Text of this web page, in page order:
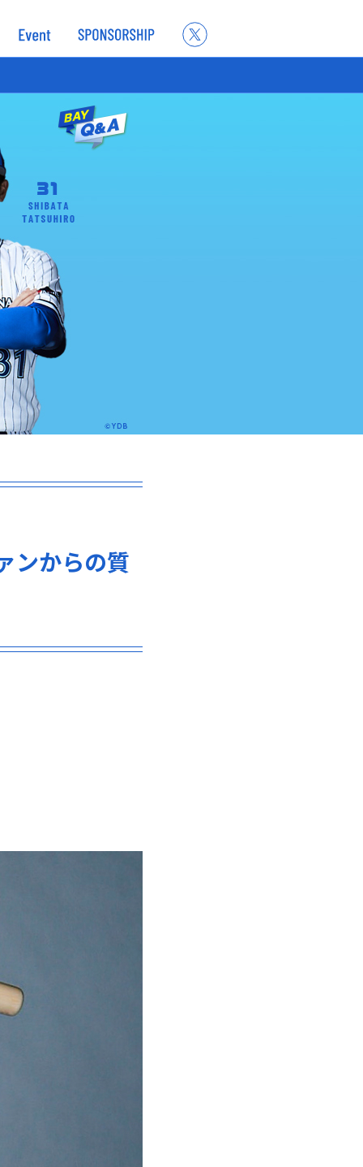
ンからの質